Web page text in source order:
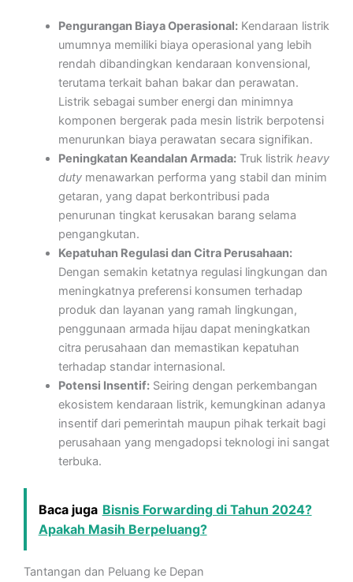
Pengurangan Biaya Operasional:Kendaraan listrik
umumnya memiliki biaya operasional yang lebih
rendah dibandingkan kendaraan konvensional,
terutama terkait bahan bakar dan perawatan.
Listrik sebagai sumber energi dan minimnya
komponen bergerak pada mesin listrik berpotensi
menurunkan biaya perawatan secara signifikan.
Peningkatan Keandalan Armada:Truk listrik heavy
dutymenawarkan performa yang stabil dan minim
getaran, yang dapat berkontribusi pada
penurunan tingkat kerusakan barang selama
pengangkutan.
Kepatuhan Regulasi dan Citra Perusahaan:
Dengan semakin ketatnya regulasi lingkungan dan
meningkatnya preferensi konsumen terhadap
produk dan layanan yang ramah lingkungan,
penggunaan armada hijau dapat meningkatkan
citra perusahaan dan memastikan kepatuhan
terhadap standar internasional.
Potensi Insentif:Seiring dengan perkembangan
ekosistem kendaraan listrik, kemungkinan adanya
insentif dari pemerintah maupun pihak terkait bagi
perusahaan yang mengadopsi teknologi ini sangat
terbuka.
Baca juga Bisnis Forwarding di Tahun 2024?
Apakah Masih Berpeluang?
Tantangan dan Peluang ke Depan